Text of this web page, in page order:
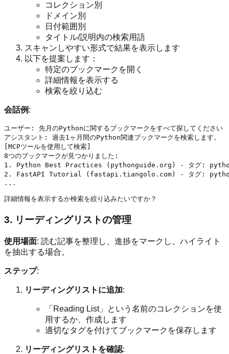
コレクション別
ドメイン別
日付範囲別
タイトル/説明内の検索用語
スキャンしやすい形式で結果を表示します
以下を提案します：
特定のブックマークを開く
詳細情報を表示する
検索を絞り込む
会話例 :
ユーザー: 先月のPythonに関するブックマークをすべて探してください
アシスタント: 過去1ヶ月間のPython関連ブックマークを検索します。
[MCPツールを使用して検索]
8つのブックマークが見つかりました:
1. Python Best Practices (pythonguide.org) - タグ:
2. FastAPI Tutorial (fastapi.tiangolo.com) - タグ:
...
3. リーディングリストの管理
使用場面: 読む記事を整理し、進捗をマークし、ハイライト
を抽出する場合。
ステップ:
リーディングリストに追加:
「Reading List」という名前のコレクションを使
用するか、作成します
適切なタグを付けてブックマークを保存します
リーディングリストを確認: